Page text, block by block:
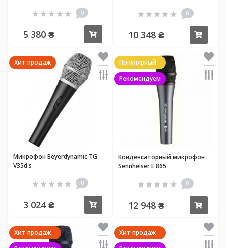
0
5 380 ₴
0
10 348 ₴
Хит продаж
Микрофон Beyerdynamic TG
V35d s
0
3 024 ₴
Популярный
Рекомендуем
Конденсаторный микрофон
Sennheiser E 865
0
12 948 ₴
Хит продаж
Хит продаж